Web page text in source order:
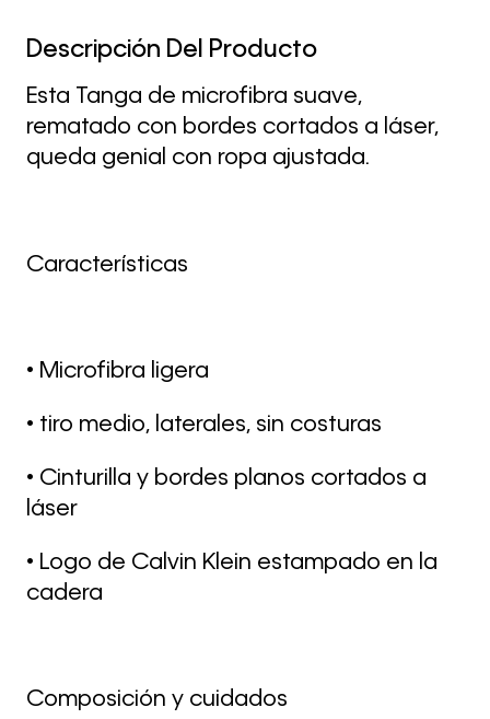
Descripción Del Producto
Esta Tanga de microfibra suave,
rematado con bordes cortados a láser,
queda genial con ropa ajustada.
Características
• Microfibra ligera
• tiro medio, laterales, sin costuras
• Cinturilla y bordes planos cortados a
láser
• Logo de Calvin Klein estampado en la
cadera
Composición y cuidados